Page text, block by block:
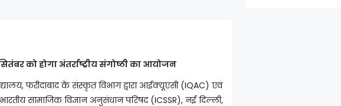
को होगा अंतर्राष्ट्रीय संगोष्ठी का आयोजन
फरीदाबाद के संस्कृत विभाग द्वारा आईक्यूएसी (IQAC) एवं
सामाजिक विज्ञान अनुसंधान परिषद (ICSSR), नई दिल्ली,